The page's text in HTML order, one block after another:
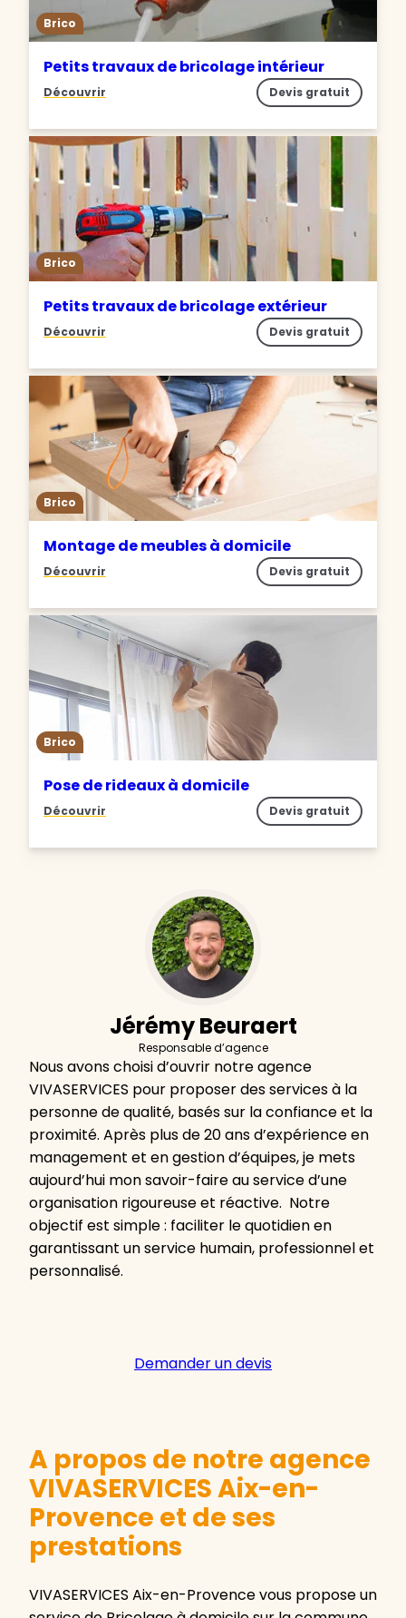
Brico
Petits travaux de bricolage intérieur
Découvrir Devis gratuit
Brico
Petits travaux de bricolage extérieur
Découvrir Devis gratuit
Brico
Montage de meubles à domicile
Découvrir Devis gratuit
Brico
Pose de rideaux à domicile
Découvrir Devis gratuit
Jérémy Beuraert
Responsable d’agence
Nous avons choisi d’ouvrir notre agence
VIVASERVICES pour proposer des services à la
personne de qualité, basés sur la confiance et la
proximité. Après plus de 20 ans d’expérience en
management et en gestion d’équipes, je mets
aujourd’hui mon savoir-faire au service d’une
organisation rigoureuse et réactive. Notre
objectif est simple : faciliter le quotidien en
garantissant un service humain, professionnel et
personnalisé.
Demander un devis
A propos de notre agence
VIVASERVICES Aix-en-
Provence et de ses
prestations
VIVASERVICES Aix-en-Provence vous propose un